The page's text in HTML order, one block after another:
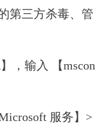
第三方杀毒、管
，输入 【mscon
服务】>